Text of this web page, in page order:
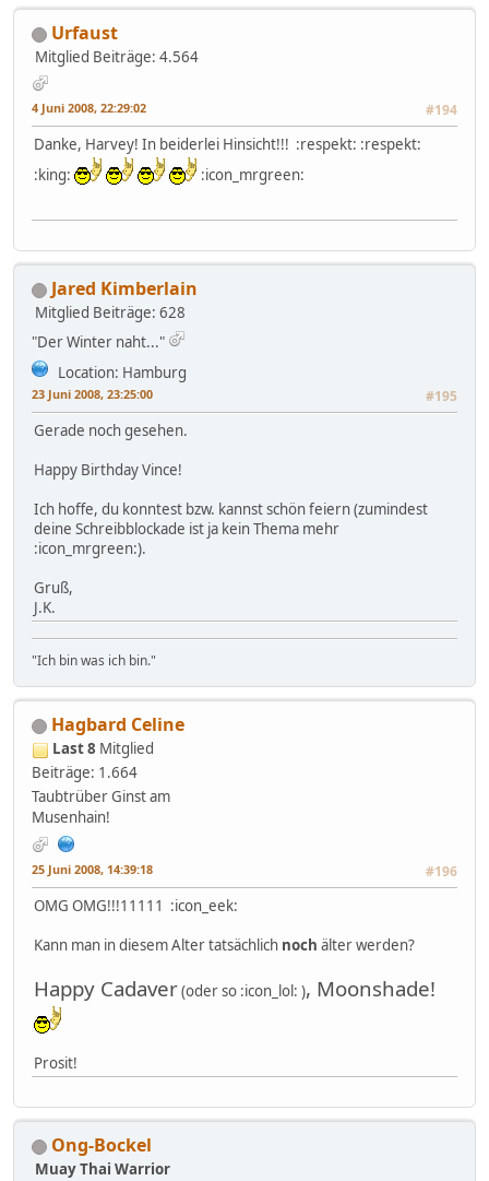
Urfaust
Mitglied Beiträge: 4.564
4 Juni 2008, 22:29:02 #194
Danke, Harvey! In beiderlei Hinsicht!!! :respekt: :respekt:
:king:
:icon_mrgreen:
Jared Kimberlain
Mitglied Beiträge: 628
"Der Winter naht..."
Location: Hamburg
23 Juni 2008, 23:25:00 #195
Gerade noch gesehen.
Happy Birthday Vince!
Ich hoffe, du konntest bzw. kannst schön feiern (zumindest
deine Schreibblockade ist ja kein Thema mehr
:icon_mrgreen:).
Gruß,
J.K.
"Ich bin was ich bin."
Hagbard Celine
Last 8 Mitglied
Beiträge: 1.664
Taubtrüber Ginst am
Musenhain!
25 Juni 2008, 14:39:18 #196
OMG OMG!!!11111 :icon_eek:
Kann man in diesem Alter tatsächlich noch älter werden?
Happy Cadaver(oder so :icon_lol: ), Moonshade!
Prosit!
Ong-Bockel
Muay Thai Warrior